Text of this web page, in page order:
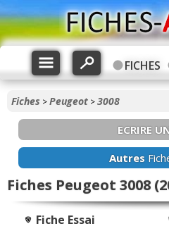
FICHES
Fiches >Peugeot >3008
ECRIRE
Autres
Fiches Peugeot 3008
Fiche Essai